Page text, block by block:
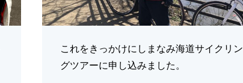
これをきっかけにしまなみ海道サイクリン
グツアーに申し込みました。